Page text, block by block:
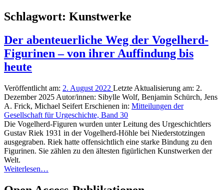
Schlagwort: Kunstwerke
Der abenteuerliche Weg der Vogelherd-
Figurinen – von ihrer Auffindung bis
heute
Veröffentlicht am: 2. August 2022 Letzte Aktualisierung am: 2.
Dezember 2025 Autor/innen: Sibylle Wolf, Benjamin Schürch, Jens
A. Frick, Michael Seifert Erschienen in: Mitteilungen der
Gesellschaft für Urgeschichte, Band 30
Die Vogelherd-Figuren wurden unter Leitung des Urgeschichtlers
Gustav Riek 1931 in der Vogelherd-Höhle bei Niederstotzingen
ausgegraben. Riek hatte offensichtlich eine starke Bindung zu den
Figurinen. Sie zählen zu den ältesten figürlichen Kunstwerken der
Welt.
Weiterlesen…